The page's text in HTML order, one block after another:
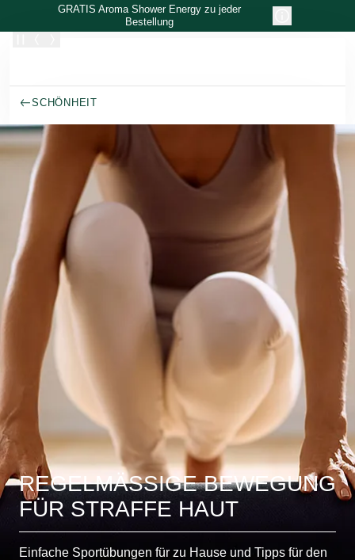
Zum Hauptinhalt wechseln
GRATIS Aroma Shower Energy zu jeder
Bestellung
SCHÖNHEIT
REGELMÄSSIGE BEWEGUNG
FÜR STRAFFE HAUT
Einfache Sportübungen für zu Hause und Tipps für den